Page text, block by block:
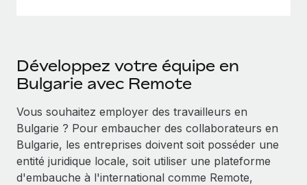
Développez votre équipe en
Bulgarie avec Remote
Vous souhaitez employer des travailleurs en
Bulgarie ? Pour embaucher des collaborateurs en
Bulgarie, les entreprises doivent soit posséder une
entité juridique locale, soit utiliser une plateforme
d'embauche à l'international comme Remote,